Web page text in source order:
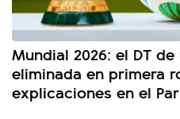
Mundial 2026: el DT
eliminada en primera
explicaciones en el